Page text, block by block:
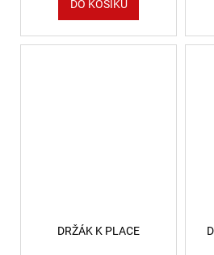
DO KOŠÍKU
DRŽÁK K PLACE